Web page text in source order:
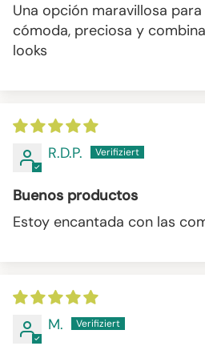
Una opción maravillosa
cómoda, preciosa y
looks
R.D.P.
Buenos productos
Estoy encantada con las
M.